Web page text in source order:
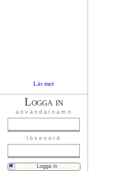
Läs mer
Logga in
användarnamn
lösenord